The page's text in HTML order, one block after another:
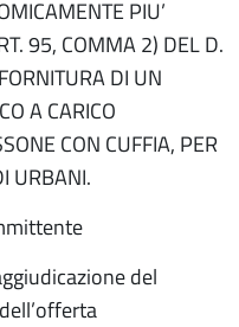
PIU’
95, COMMA 2) DEL D.
DI UN
A CARICO
CON CUFFIA, PER
URBANI.
del